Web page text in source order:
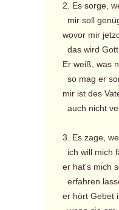
2. Es sorge,
mir soll
wovor mir
das wird Gott
Er weiß, was
so mag er
mir ist des
auch nicht
3. Es zage,
ich will mich
er hat's mich
erfahren
er hört Gebet